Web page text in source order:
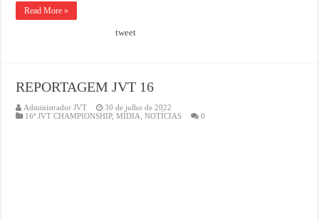
Read More »
tweet
REPORTAGEM JVT 16
Administrador JVT
30 de julho de 2022
16º JVT CHAMPIONSHIP,MÍDIA ,NOTÍCIAS 0